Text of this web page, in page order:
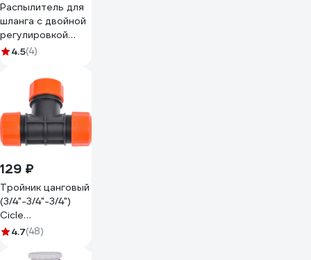
Распылитель для
шланга с двойной
регулировкой
Elitech HF 007
4.5(4)
129 ₽
Тройник цанговый
(3/4"-3/4"-3/4")
Cicle
4607156364015
4.7(48)